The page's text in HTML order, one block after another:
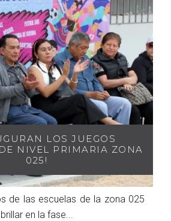
LOS JUEGOS
NIVEL PRIMARIA ZONA
025!
de las escuelas de la zona 025
en la fase...